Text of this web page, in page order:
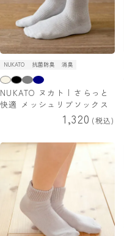
NUKATO 抗菌防臭 消臭
NUKATO ヌカト | さらっと
快適 メッシュリブソックス
1,320 税込